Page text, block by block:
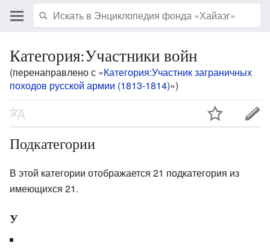
Категория:Участники войн
(перенаправлено с «Категория:Участник заграничных
походов русской армии (1813-1814)»)
Подкатегории
В этой категории отображается 21 подкатегория из
имеющихся 21.
У